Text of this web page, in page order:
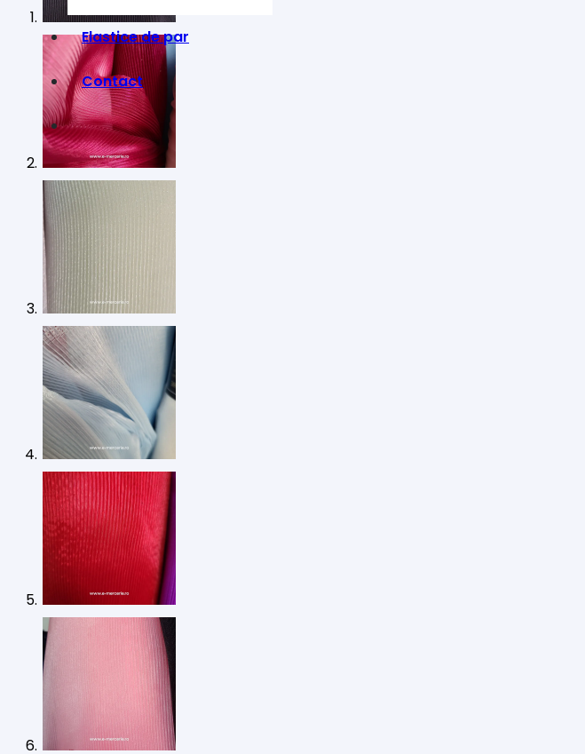
Elastice de par
Contact